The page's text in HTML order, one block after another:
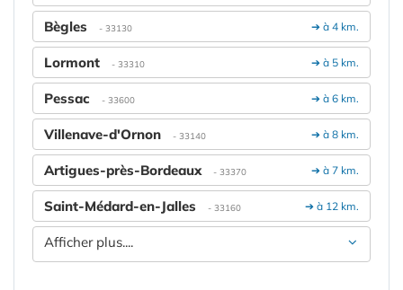
➔ à 4 km.
Bègles - 33130
➔ à 5 km.
Lormont - 33310
➔ à 6 km.
Pessac - 33600
➔ à 8 km.
Villenave-d'Ornon - 33140
➔ à 7 km.
Artigues-près-Bordeaux - 33370
➔ à 12 km.
Saint-Médard-en-Jalles - 33160
Afficher plus....